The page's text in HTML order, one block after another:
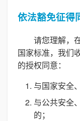
依法豁免征得
请您理解，
国家标准，我们
的授权同意：
与国家安全
与公共安全
的；